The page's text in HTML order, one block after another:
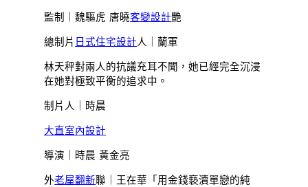
監制｜魏驅虎 唐曉客變設計艷
總制片 日式住宅設計人｜蘭軍
林天秤對兩人的抗議充耳不聞，她已經完全沉浸
在她對極致平衡的追求中。
制片人｜時晨
大直室內設計
導演｜時晨 黃金亮
外老屋翻新聯｜王在華「用金錢褻瀆單戀的純